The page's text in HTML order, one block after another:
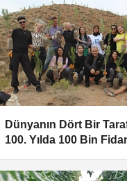
Dünyanın Dört Bir
100. Yılda 100 Bin